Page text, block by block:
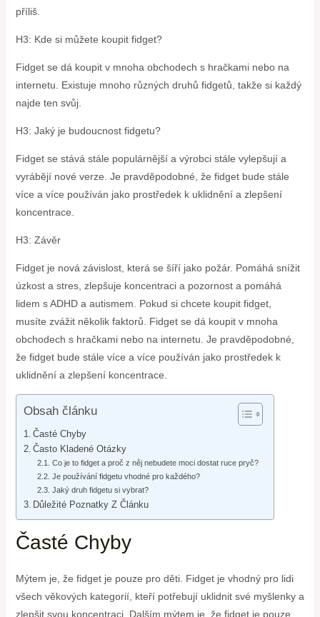
příliš.
H3: Kde si můžete koupit fidget?
Fidget se dá koupit v mnoha obchodech s hračkami nebo na
internetu. Existuje mnoho různých druhů fidgetů, takže si každý
najde ten svůj.
H3: Jaký je budoucnost fidgetu?
Fidget se stává stále populárnější a výrobci stále vylepšují a
vyrábějí nové verze. Je pravděpodobné, že fidget bude stále
více a více používán jako prostředek k uklidnění a zlepšení
koncentrace.
H3: Závěr
Fidget je nová závislost, která se šíří jako požár. Pomáhá snížit
úzkost a stres, zlepšuje koncentraci a pozornost a pomáhá
lidem s ADHD a autismem. Pokud si chcete koupit fidget,
musíte zvážit několik faktorů. Fidget se dá koupit v mnoha
obchodech s hračkami nebo na internetu. Je pravděpodobné,
že fidget bude stále více a více používán jako prostředek k
uklidnění a zlepšení koncentrace.
Obsah článku
Časté Chyby
Často Kladené Otázky
Co je to fidget a proč z něj nebudete moci dostat ruce pryč?
Je používání fidgetu vhodné pro každého?
Jaký druh fidgetu si vybrat?
Důležité Poznatky Z Článku
Časté Chyby
Mýtem je, že fidget je pouze pro děti. Fidget je vhodný pro lidi
všech věkových kategorií, kteří potřebují uklidnit své myšlenky a
zlepšit svou koncentraci. Dalším mýtem je, že fidget je pouze